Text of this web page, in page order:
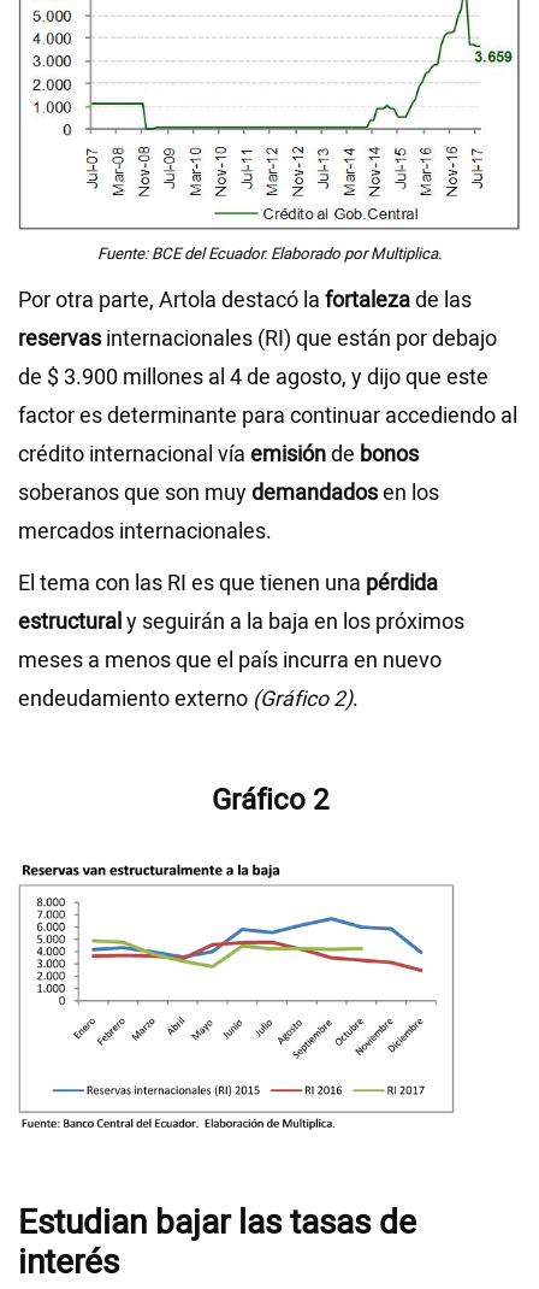
Fuente: BCE del Ecuador. Elaborado por Multiplica.
Por otra parte, Artola destacó la fortalezade las
reservas internacionales (RI) que están por debajo
de $ 3.900 millones al 4 de agosto, y dijo que este
factor es determinante para continuar accediendo al
crédito internacional vía emisiónde bonos
soberanos que son muydemandadosen los
mercados internacionales.
El tema con las RI es que tienen una pérdida
estructuraly seguirán a la baja en los próximos
meses a menos que el país incurra en nuevo
endeudamiento externo (Gráfico 2).
Gráfico 2
Estudian bajar las tasas de
interés